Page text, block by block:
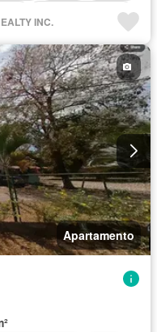
Vista panorámica
Patio
INC.
Apartamento